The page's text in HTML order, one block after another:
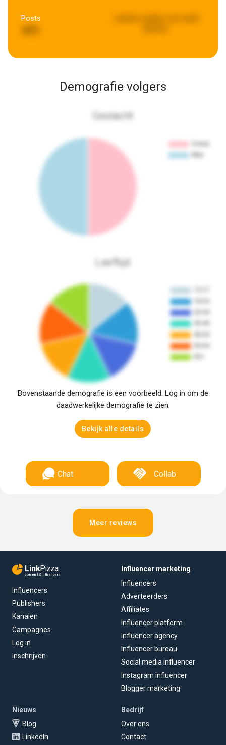
Posts
Demografie volgers
Geslacht
Leeftijd
Bovenstaande demografie is een voorbeeld. Log in om de
daadwerkelijke demografie te zien.
Bekijk alle details
Chat Collab
Meer reviews
LinkPizza
content & influencers
Influencers
Publishers
Kanalen
Campagnes
Log in
Inschrijven
Influencer marketing
Influencers
Adverteerders
Affiliates
Influencer platform
Influencer agency
Influencer bureau
Social media influencer
Instagram influencer
Blogger marketing
Nieuws
Blog
LinkedIn
Bedrijf
Over ons
Contact